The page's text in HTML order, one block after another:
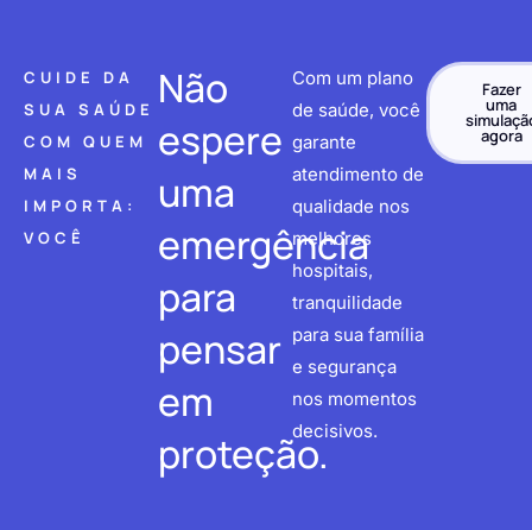
CUIDE DA
SUA SAÚDE
COM QUEM
MAIS
IMPORTA:
VOCÊ
Não
espere
uma
emergência
para
pensar
em
proteção.
Com um plano
de saúde, você
garante
atendimento de
qualidade nos
melhores
hospitais,
tranquilidade
para sua família
e segurança
nos momentos
decisivos.
Fazer
uma
agora